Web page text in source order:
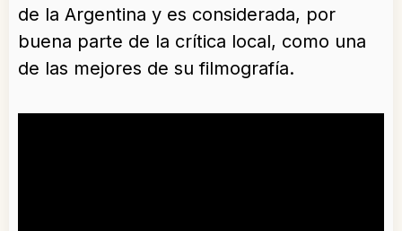
de la Argentina y es considerada, por
buena parte de la crítica local, como una
de las mejores de su filmografía.